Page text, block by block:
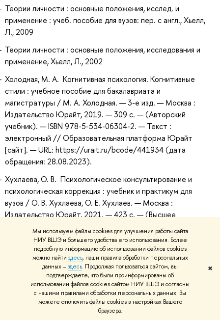
Мы используем файлы cookies для улучшения работы сайта
НИУ ВШЭ и большего удобства его использования. Более
подробную информацию об использовании файлов cookies
можно найти здесь, наши правила обработки персональных
данных –здесь. Продолжая пользоваться сайтом, вы
подтверждаете, что были проинформированы об
использовании файлов cookies сайтом НИУ ВШЭ и согласны
с нашими правилами обработки персональных данных. Вы
можете отключить файлы cookies в настройках Вашего
браузера.
✖
Теории личности : основные положения, исслед. и
применение : учеб. пособие для вузов: пер. с англ., Хьелл,
Л., 2009
Теории личности : основные положения, исследования и
применение, Хьелл, Л., 2002
Холодная, М. А. Когнитивная психология. Когнитивные
стили : учебное пособие для бакалавриата и
магистратуры / М. А. Холодная. — 3-е изд. — Москва :
Издательство Юрайт, 2019. — 309 с. — (Авторский
учебник). — ISBN 978-5-534-06304-2. — Текст :
электронный // Образовательная платформа Юрайт
[сайт]. — URL: https://urait.ru/bcode/441934 (дата
обращения: 28.08.2023).
Хухлаева, О. В. Психологическое консультирование и
психологическая коррекция : учебник и практикум для
вузов / О. В. Хухлаева, О. Е. Хухлаев. — Москва :
Издательство Юрайт, 2021. — 423 с. — (Высшее
образование). — ISBN 978-5-534-02596-5. — Текст :
электронный // Образовательная платформа Юрайт
[сайт]. — URL: https://urait.ru/bcode/468721 (дата
обращения: 04.07.2025).
Хьелл, Л., Зиглер, Д. Теории личности : учебник / Л. Хьелл,
Д. Зиглер. - 3-е изд. — Санкт-Петербург : Питер, 2014. —
607 с. — (Мастера психологии). - ISBN 978-5-496-01171-6.
- Текст : электронный. - URL: